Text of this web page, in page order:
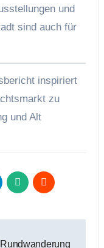
und
sind auch für
inspiriert
zu
und Alt
Rundwanderung